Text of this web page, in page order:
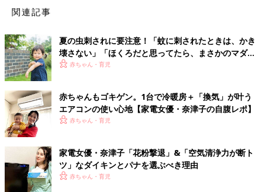
関連記事
夏の虫刺されに要注意！「蚊に刺されたときは、かき
壊さない」「ほくろだと思ってたら、まさかのマダ
ニ」【皮膚科医】
赤ちゃん・育児
赤ちゃんもゴキゲン。1台で冷暖房＋「換気」が叶う
エアコンの使い心地【家電女優・奈津子の自腹レポ】
赤ちゃん・育児
家電女優・奈津子「花粉撃退」&「空気清浄力が断ト
ツ」なダイキンとパナを選ぶべき理由
赤ちゃん・育児